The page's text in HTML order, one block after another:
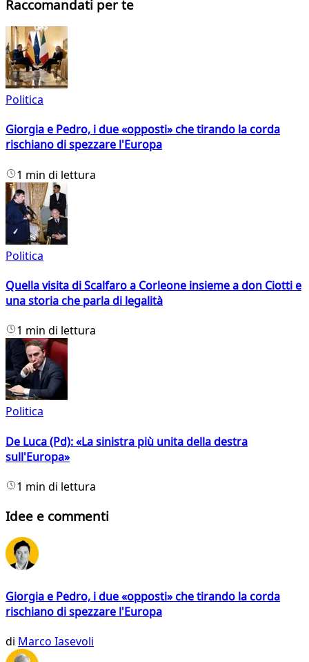
Raccomandati per te
Politica
Giorgia e Pedro, i due «opposti» che tirando la corda
rischiano di spezzare l'Europa
1 min di lettura
Politica
Quella visita di Scalfaro a Corleone insieme a don Ciotti e
una storia che parla di legalità
1 min di lettura
Politica
De Luca (Pd): «La sinistra più unita della destra
sull'Europa»
1 min di lettura
Idee e commenti
Giorgia e Pedro, i due «opposti» che tirando la corda
rischiano di spezzare l'Europa
di Marco Iasevoli